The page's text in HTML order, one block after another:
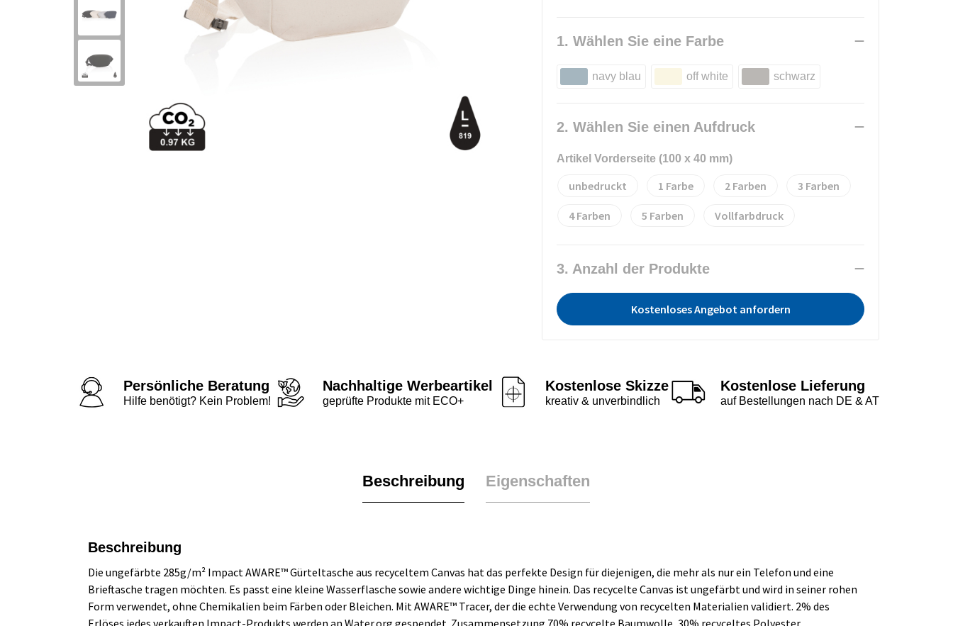
1. Wählen Sie eine Farbe
navy blau off white schwarz
2. Wählen Sie einen Aufdruck
Artikel Vorderseite (100 x 40 mm)
unbedruckt 1 2 3
4 5 Vollfarbdruck
3. Anzahl der Produkte
Kostenloses Angebot anfordern
Persönliche Beratung
Hilfe benötigt? Kein Problem!
Nachhaltige Werbeartikel
geprüfte Produkte mit ECO+
Kostenlose Skizze
kreativ & unverbindlich
Kostenlose Lieferung
auf Bestellungen nach DE & AT
Beschreibung Eigenschaften
Beschreibung
Die ungefärbte 285g/m² Impact AWARE™ Gürteltasche aus recyceltem Canvas hat das perfekte Design für diejenigen, die mehr als nur ein Telefon und eine
Brieftasche tragen möchten. Es passt eine kleine Wasserflasche sowie andere wichtige Dinge hinein. Das recycelte Canvas ist ungefärbt und wird in seiner rohen
Form verwendet, ohne Chemikalien beim Färben oder Bleichen. Mit AWARE™ Tracer, der die echte Verwendung von recycelten Materialien validiert. 2% des
Erlöses jedes verkauften Impact-Produkts werden an Water.org gespendet. Zusammensetzung 70% recycelte Baumwolle, 30% recyceltes Polyester.